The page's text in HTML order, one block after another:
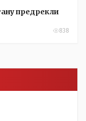
предрекли
838